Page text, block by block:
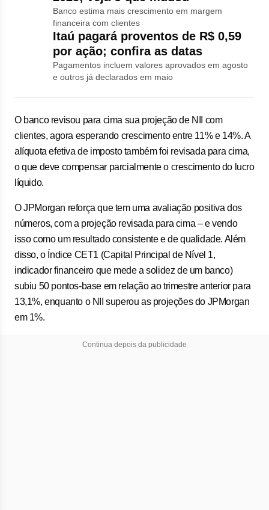
Banco estima mais crescimento em margem
financeira com clientes
Itaú pagará proventos de R$ 0,59
por ação; confira as datas
Pagamentos incluem valores aprovados em agosto
e outros já declarados em maio
O banco revisou para cima sua projeção de NII com
clientes, agora esperando crescimento entre 11% e 14%. A
alíquota efetiva de imposto também foi revisada para cima,
o que deve compensar parcialmente o crescimento do lucro
líquido.
O JPMorgan reforça que tem uma avaliação positiva dos
números, com a projeção revisada para cima – e vendo
isso como um resultado consistente e de qualidade. Além
disso, o Índice CET1 (Capital Principal de Nível 1,
indicador financeiro que mede a solidez de um banco)
subiu 50 pontos-base em relação ao trimestre anterior para
13,1%, enquanto o NII superou as projeções do JPMorgan
em 1%.
Continua depois da publicidade